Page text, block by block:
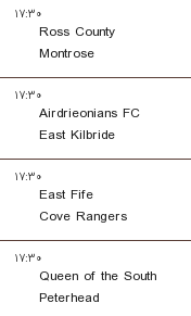
۱۷:۳۰
Ross County
Montrose
۱۷:۳۰
Airdrieonians FC
East Kilbride
۱۷:۳۰
East Fife
Cove Rangers
۱۷:۳۰
Queen of the South
Peterhead